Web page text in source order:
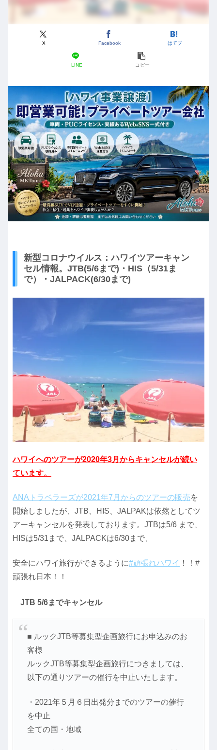
X Facebook はてブ
LINE コピー
新型コロナウイルス：ハワイツアーキャン
セル情報。JTB(5/6まで)・HIS（5/31ま
で）・JALPACK(6/30まで)
ハワイへのツアーが2020年3月からキャンセルが続い
ています。
ANAトラベラーズが2021年7月からのツアーの販売を
開始しましたが、JTB、HIS、JALPAKは依然としてツ
アーキャンセルを発表しております。JTBは5/6 まで、
HISは5/31まで、JALPACKは6/30まで、
安全にハワイ旅行ができるように#頑張れハワイ ！！#
頑張れ日本！！
JTB 5/6までキャンセル
■ ルックJTB等募集型企画旅行にお申込みのお
客様
ルックJTB等募集型企画旅行につきましては、
以下の通りツアーの催行を中止いたします。
・2021年５月６日出発分までのツアーの催行
を中止
全ての国・地域